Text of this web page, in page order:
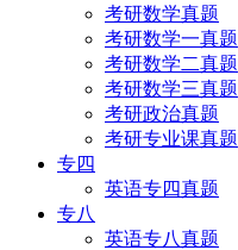
考研数学真题
考研数学一真题
考研数学二真题
考研数学三真题
考研政治真题
考研专业课真题
专四
英语专四真题
专八
英语专八真题